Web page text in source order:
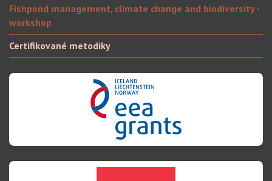
Fishpond management, climate change and biodiversity -
workshop
Certifikované metodiky